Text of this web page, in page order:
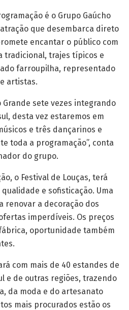
é o Grupo Gaúcho
que desembarca direto
encantar o público com
tradicional, trajes típicos e
farroupilha, representado
artistas.
Grande sete vezes integrando
desta vez estaremos em
e três dançarinos e
toda a programação”, conta
do grupo.
o Festival de Louças, terá
e sofisticação. Uma
renovar a decoração dos
imperdíveis. Os preços
oportunidade também
com mais de 40 estandes de
e de outras regiões, trazendo
da moda e do artesanato
mais procurados estão os